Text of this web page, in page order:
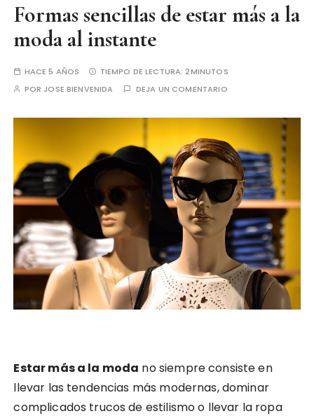
Formas sencillas de estar más a la
moda al instante
HACE 5 AÑOS TIEMPO DE LECTURA:2MINUTOS
POR JOSE BIENVENIDA DEJA UN COMENTARIO
Estar más a la moda no siempre consiste en
llevar las tendencias más modernas, dominar
complicados trucos de estilismo o llevar la ropa